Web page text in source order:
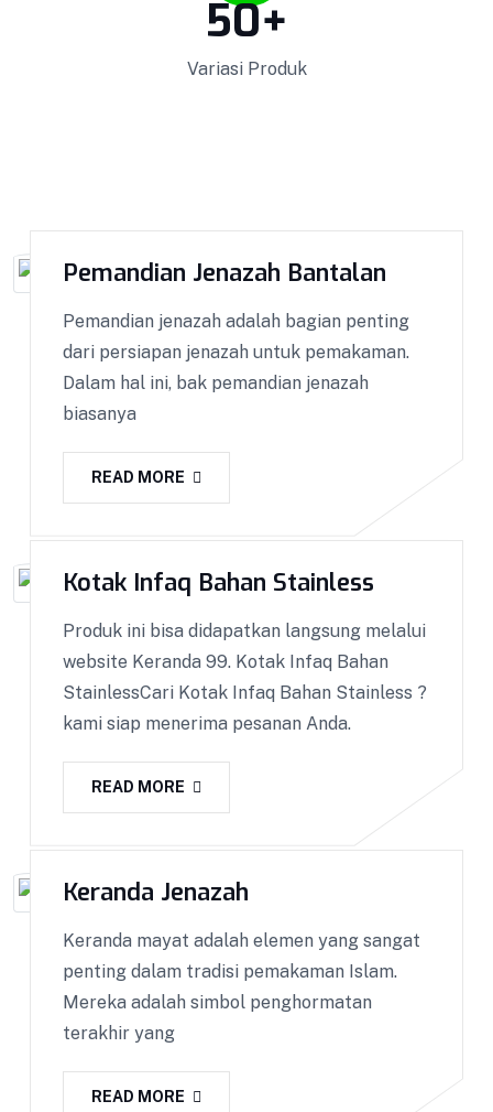
Kotak Amal
Kotak Amal BISA COD !! GARANSI Barang 100%!
Dapatkan Keranda Kualitas Premium || Kami
dengan sistem COD. Bisa COD! Promo & Diskon
Terlengkap! Cashback! Gratis Ongkir! Cicilan 0%.
Produk yang kami kirim melalui proses Quality
Control ketat untuk menjaga Kualitas.
VIEW DETAILS
50+
Variasi Produk
Pemandian Jenazah Bantalan
Pemandian jenazah adalah bagian penting
dari persiapan jenazah untuk pemakaman.
Dalam hal ini, bak pemandian jenazah
biasanya
READ MORE
Kotak Infaq Bahan Stainless
Produk ini bisa didapatkan langsung melalui
website Keranda 99. Kotak Infaq Bahan
StainlessCari Kotak Infaq Bahan Stainless ?
kami siap menerima pesanan Anda.
READ MORE
Keranda Jenazah
Keranda mayat adalah elemen yang sangat
penting dalam tradisi pemakaman Islam.
Mereka adalah simbol penghormatan
terakhir yang
READ MORE